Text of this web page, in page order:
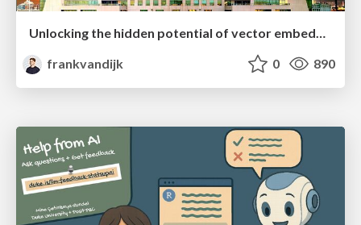
Unlocking the hidden potential of vector embeddings in international SEO
frankvandijk
0 890